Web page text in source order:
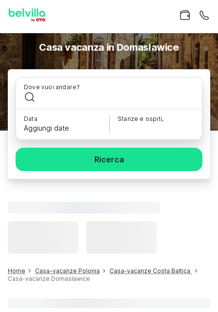
Casa vacanza in Domasławice
Dove vuoi andare?
Data
Aggiungi date
Stanze e ospiti,
Ricerca
Home Casa-vacanze Polonia
Casa-vacanze Costa Baltica
Casa-vacanze Domasławice